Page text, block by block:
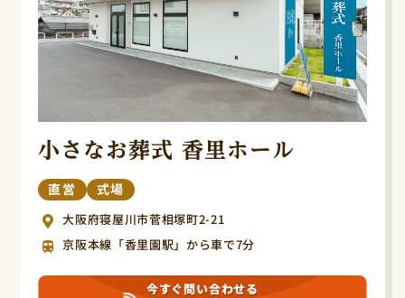
小さなお葬式 香里ホール
直営 式場
大阪府寝屋川市菅相塚町2-21
京阪本線「香里園駅」から車で7分
今すぐ問い合わせる